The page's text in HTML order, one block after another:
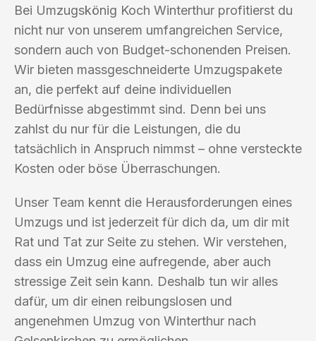
Bei Umzugskönig Koch Winterthur profitierst du
nicht nur von unserem umfangreichen Service,
sondern auch von Budget-schonenden Preisen.
Wir bieten massgeschneiderte Umzugspakete
an, die perfekt auf deine individuellen
Bedürfnisse abgestimmt sind. Denn bei uns
zahlst du nur für die Leistungen, die du
tatsächlich in Anspruch nimmst – ohne versteckte
Kosten oder böse Überraschungen.
Unser Team kennt die Herausforderungen eines
Umzugs und ist jederzeit für dich da, um dir mit
Rat und Tat zur Seite zu stehen. Wir verstehen,
dass ein Umzug eine aufregende, aber auch
stressige Zeit sein kann. Deshalb tun wir alles
dafür, um dir einen reibungslosen und
angenehmen Umzug von Winterthur nach